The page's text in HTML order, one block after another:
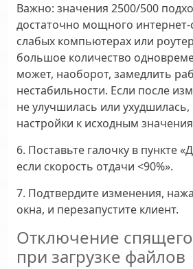
Важно: значения 2500/500
достаточно мощного
слабых компьютерах или
большое количество
может, наоборот, замедлить
нестабильности. Если после
не улучшилась или ухудшилась,
настройки к исходным
6. Поставьте галочку в пункте
если скорость отдачи <90%».
7. Подтвердите изменения,
окна, и перезапустите клиент.
Отключение
при загрузке файлов